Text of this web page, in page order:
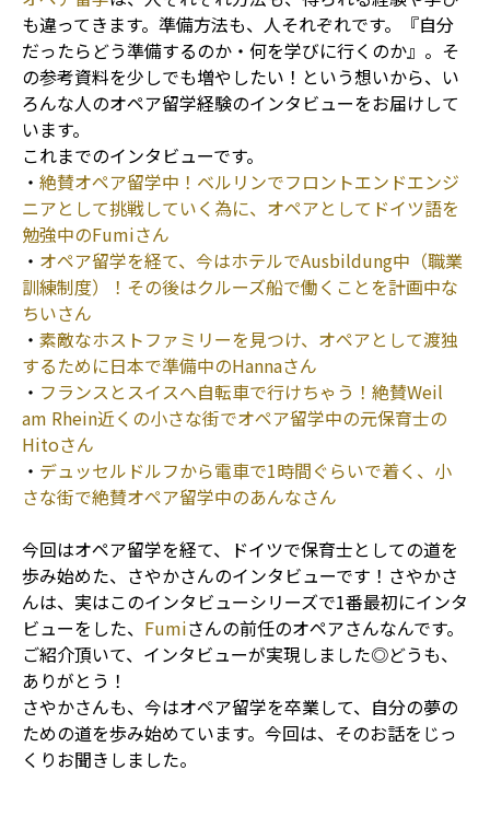
も違ってきます。準備方法も、人それぞれです。『自分
だったらどう準備するのか・何を学びに行くのか』。そ
の参考資料を少しでも増やしたい！という想いから、い
ろんな人のオペア留学経験のインタビューをお届けして
います。
これまでのインタビューです。
・ 絶賛オペア留学中！ベルリンでフロントエンドエンジ
ニアとして挑戦していく為に、オペアとしてドイツ語を
勉強中のFumiさん
・ オペア留学を経て、今はホテルでAusbildung中（職業
訓練制度）！その後はクルーズ船で働くことを計画中な
ちいさん
・ 素敵なホストファミリーを見つけ、オペアとして渡独
するために日本で準備中のHannaさん
・ フランスとスイスへ自転車で行けちゃう！絶賛Weil
am Rhein近くの小さな街でオペア留学中の元保育士の
Hitoさん
・ デュッセルドルフから電車で1時間ぐらいで着く、小
さな街で絶賛オペア留学中のあんなさん
今回はオペア留学を経て、ドイツで保育士としての道を
歩み始めた、さやかさんのインタビューです！さやかさ
んは、実はこのインタビューシリーズで1番最初にインタ
ビューをした、 Fumiさんの前任のオペアさんなんです。
ご紹介頂いて、インタビューが実現しました◎どうも、
ありがとう！
さやかさんも、今はオペア留学を卒業して、自分の夢の
ための道を歩み始めています。今回は、そのお話をじっ
くりお聞きしました。